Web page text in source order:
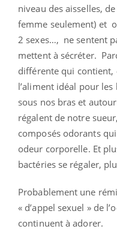
niveau des aisselles,
femme seulement) et
2 sexes…, ne sentent
mettent à sécréter.
différente qui contient,
l’aliment idéal pour
sous nos bras et
régalent de notre
composés odorants
odeur corporelle. Et
bactéries se régaler,
Probablement une
« d’appel sexuel » de
continuent à adorer.